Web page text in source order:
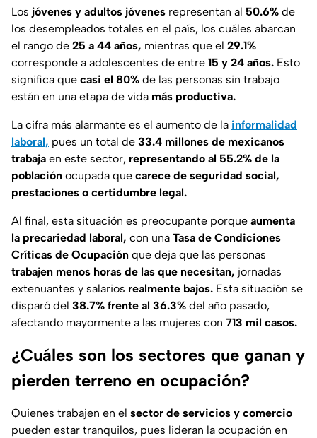
Los jóvenes y adultos jóvenes representan al 50.6% de
los desempleados totales en el país, los cuáles abarcan
el rango de 25 a 44 años, mientras que el 29.1%
corresponde a adolescentes de entre 15 y 24 años. Esto
significa que casi el 80% de las personas sin trabajo
están en una etapa de vida más productiva.
La cifra más alarmante es el aumento de la informalidad
laboral, pues un total de 33.4 millones de mexicanos
trabaja en este sector, representando al 55.2% de la
población ocupada que carece de seguridad social,
prestaciones o certidumbre legal.
Al final, esta situación es preocupante porque aumenta
la precariedad laboral, con una Tasa de Condiciones
Críticas de Ocupación que deja que las personas
trabajen menos horas de las que necesitan, jornadas
extenuantes y salarios realmente bajos. Esta situación se
disparó del 38.7% frente al 36.3% del año pasado,
afectando mayormente a las mujeres con 713 mil casos.
¿Cuáles son los sectores que ganan y
pierden terreno en ocupación?
Quienes trabajen en el sector de servicios y comercio
pueden estar tranquilos, pues lideran la ocupación en